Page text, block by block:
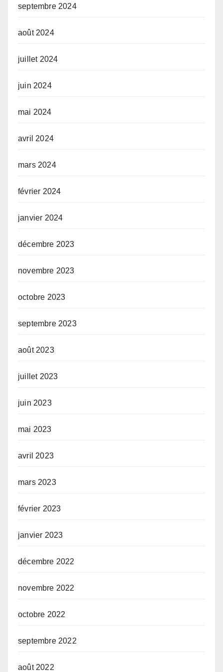
septembre 2024
août 2024
juillet 2024
juin 2024
mai 2024
avril 2024
mars 2024
février 2024
janvier 2024
décembre 2023
novembre 2023
octobre 2023
septembre 2023
août 2023
juillet 2023
juin 2023
mai 2023
avril 2023
mars 2023
février 2023
janvier 2023
décembre 2022
novembre 2022
octobre 2022
septembre 2022
août 2022